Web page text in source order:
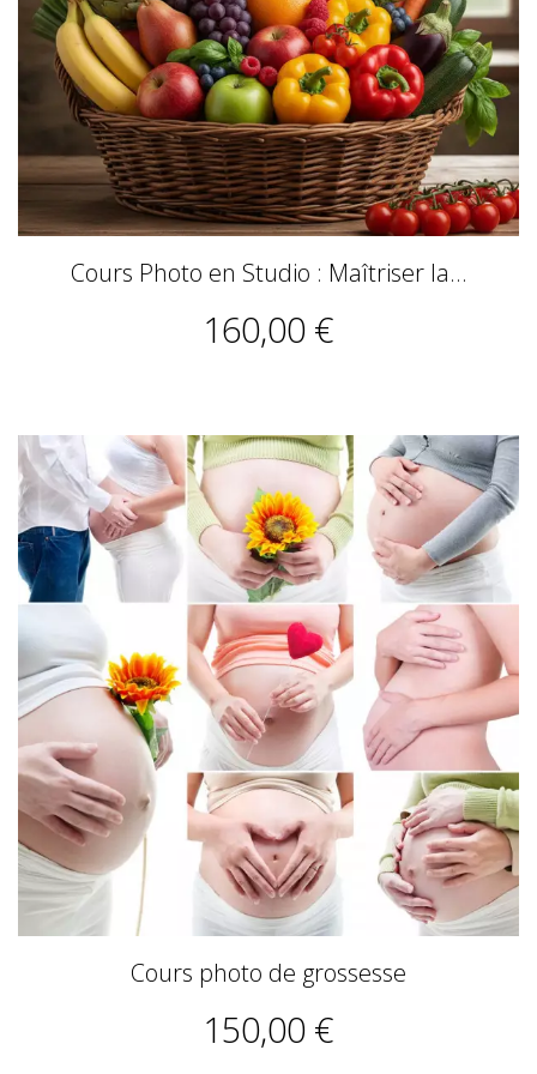
Cours Photo en Studio : Maîtriser la...
160,00 €
Cours photo de grossesse
150,00 €